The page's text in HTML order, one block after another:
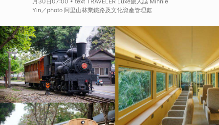
Yin／photo 阿里山林業鐵路及文化資產管理處